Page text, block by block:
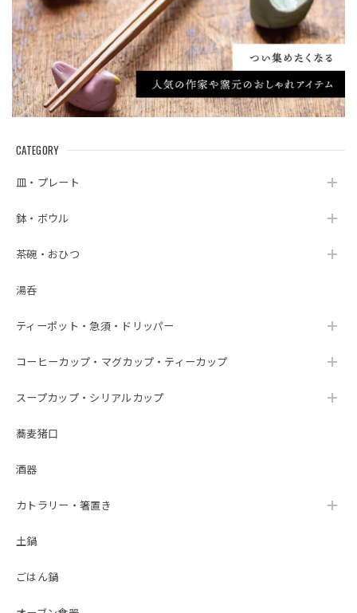
CATEGORY
皿・プレート
鉢・ボウル
茶碗・おひつ
湯呑
ティーポット・急須・ドリッパー
コーヒーカップ・マグカップ・ティーカップ
スープカップ・シリアルカップ
蕎麦猪口
酒器
カトラリー・箸置き
土鍋
ごはん鍋